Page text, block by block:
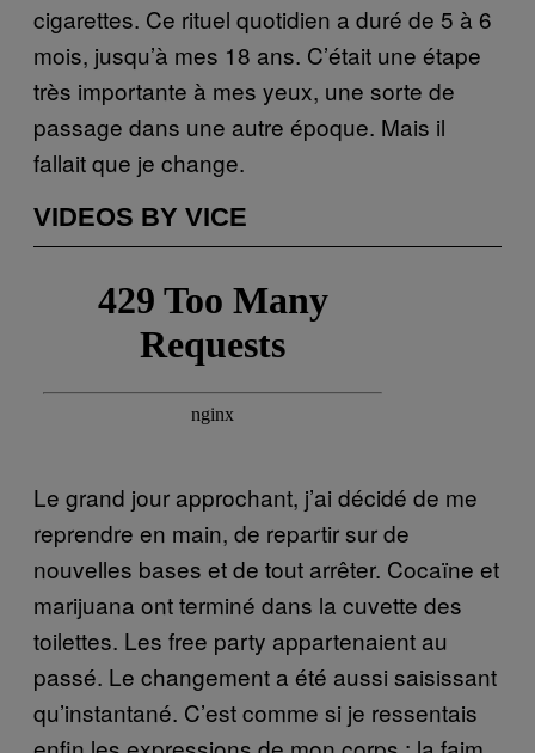
cigarettes. Ce rituel quotidien a duré de 5 à 6
mois, jusqu’à mes 18 ans. C’était une étape
très importante à mes yeux, une sorte de
passage dans une autre époque. Mais il
fallait que je change.
VIDEOS BY VICE
Le grand jour approchant, j’ai décidé de me
reprendre en main, de repartir sur de
nouvelles bases et de tout arrêter. Cocaïne et
marijuana ont terminé dans la cuvette des
toilettes. Les free party appartenaient au
passé. Le changement a été aussi saisissant
qu’instantané. C’est comme si je ressentais